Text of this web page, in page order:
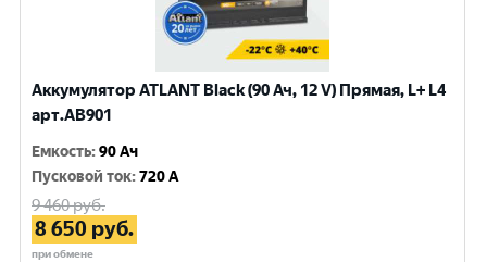
Аккумулятор ATLANT Black (90 Ач, 12 V) Прямая, L+ L4
арт.AB901
Емкость:90 Ач
Пусковой ток:720 A
9 460руб.
8 650 руб.
при обмене